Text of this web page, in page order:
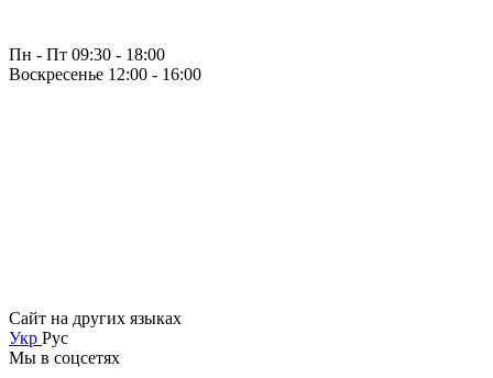
Пн - Пт 09:30 - 18:00
Воскресенье 12:00 - 16:00
Сайт на других языках
Укр Рус
Мы в соцсетях